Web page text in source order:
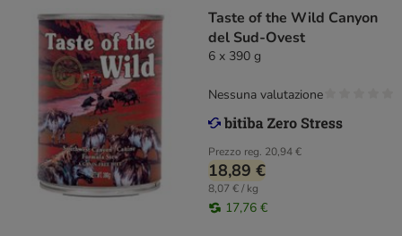
Taste of the Wild Canyon
del Sud-Ovest
6 x 390 g
Prezzo reg. 20,94 €
18,89 €
8,07 € / kg
17,76 €
Nessuna valutazione